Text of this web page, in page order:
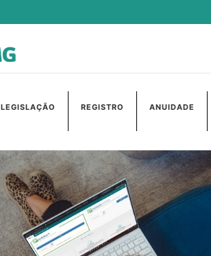
LEGISLAÇÃO REGISTRO ANUIDADE